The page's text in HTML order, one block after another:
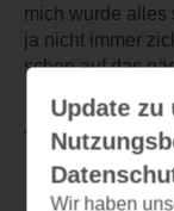
mich wurde alles
ja nicht immer
schon auf das
TEILEN
Update zu
Wir haben